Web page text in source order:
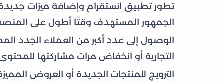
تطور تطبيق انستقرام وإضافة ميزات
الجمهور المستهدف وقتًا أطول على
الوصول إلى عدد أكبر من العملاء الجدد
التجارية أو انخفاض مرات مشاركتها
الترويج للمنتجات الجديدة أو العروض